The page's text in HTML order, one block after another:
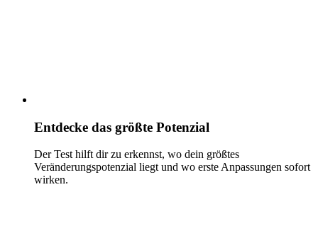
Entdecke das größte Potenzial
Der Test hilft dir zu erkennst, wo dein größtes
Veränderungspotenzial liegt und wo erste Anpassungen sofort
wirken.